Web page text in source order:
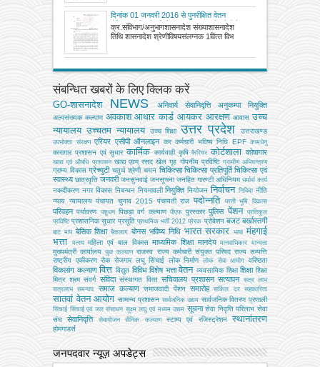
दिनांक 01 जनवरी 2016 से पुनरीक्षित वेतन
मैट्रिक्स की स्वीकृति के फलस्वरूप अवशेष देयों के
भुगतान के सम्बन्ध में आदेश जारी
क्र.संविभाग/अनुभागशासनादेश संख्याशासनादेश
तिथि शासनादेश श्रेणीविषयसंलग्नक 1वित्‍त विभ
संबन्धित खबरों के लिए क्लिक करें
GO-शासनादेश NEWS अनिवार्य सेवानिवृत्ति अनुकम्पा नियुक्ति
अल्‍पसंख्‍यक कल्‍याण अवकाश आधार कार्ड आयकर आरक्षण आवास उच्च
न्यायालय उच्चतम न्यायालय उच्‍च शिक्षा उत्तर प्रदेश उत्तराखण्ड
उपभोक्‍ता संरक्षण एरियर एसीपी ऑनलाइन कर कर्मचारी भविष्य निधि EPF कामधेनु
कारागार प्रशासन एवं सुधार कार्मिक कार्यवाही कृषि कैरियर कोर्टशाला कोषागार
खाद्य एवं औषधि प्रशासन खाद्य एवम् रसद खेल गृह गोपनीय प्रविष्टि ग्रामीण अभियन्‍त्रण
ग्राम्य विकास ग्रेच्युटी चतुर्थ श्रेणी चयन चिकित्सा चिकित्सा प्रतिपूर्ति चिकित्‍सा एवं
स्वास्थ्य छात्रवृत्ति जनवरी जनसुनवाई जनसूचना जनहित गारण्टी अधिनियम धर्मार्थ कार्य
नकदीकरण नगर विकास निबन्‍धन नियमावली नियुक्ति नियोजन निर्वाचन निविदा नीति
न्याय न्यायालय पंचायत चुनाव 2015 पंचायती राज पदोन्नति परती भूमि विकास
परिवहन पर्यावरण पशुधन पिछड़ा वर्ग कल्‍याण पीएफ पुरस्कार पुलिस पेंशन
प्रतिकूल
प्रविष्टि प्रशासनिक सुधार प्रसूति प्राथमिक भर्ती 2012 प्रेरक प्रोबेशन बजट बर्खास्तगी
बाट माप बेसिक शिक्षा बैकलाग बोनस भविष्य निधि भारत सरकार भाषा मंहगाई
भत्ता
मत्‍स्‍य महिला एवं बाल विकास माध्यमिक शिक्षा मानदेय मानवाधिकार मान्यता
मुख्‍यमंत्री कार्यालय युवा कल्याण राजस्व राज्य कर्मचारी संयुक्त परिषद राज्य सम्पत्ति
राष्ट्रीय एकीकरण रोक रोजगार लघु सिंचाई लोक निर्माण लोक सेवा आयोग वरिष्ठता
विकलांग कल्याण वित्त विद्युत विविध विशेष भत्ता वेतन व्‍यवसायिक शिक्षा शिक्षा शिक्षा
मित्र श्रम संवर्ग संविदा संस्‍थागत वित्‍त सचिवालय प्रशासन सत्यापन सत्र लाभ
सत्रलाभ
समन्वय समाज कल्याण समाजवादी पेंशन समारोह सर्किल दर सहकारिता
सातवां वेतन आयोग सामान्य प्रशासन सार्वजनिक उद्यम सार्वजनिक वितरण प्रणाली
सिंचाई सिंचाई एवं जल संसाधन सूक्ष्म लघु एवं मध्यम उद्यम सूचना सेवा निवृत्ति परिलाभ सेवा
संघ
सेवानिवृत्ति सेवायोजन सैनिक कल्‍याण स्टाम्प एवं रजिस्ट्रेशन स्थानांतरण
होमगाडर्स
जनपदवार न्यूज़ अपडेट्स